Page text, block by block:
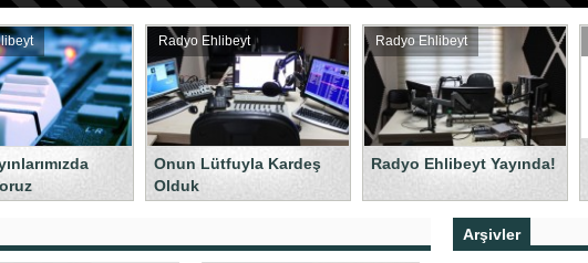
Radyo Ehlibeyt
Onun Lütfuyla Kardeş
Olduk
Radyo Ehlibeyt
Radyo Ehlibeyt Yayında!
Arşivler